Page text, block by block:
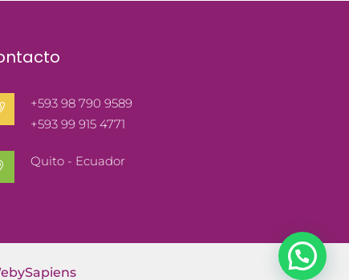
+593 98 790 9589
+593 99 915 4771
Quito - Ecuador